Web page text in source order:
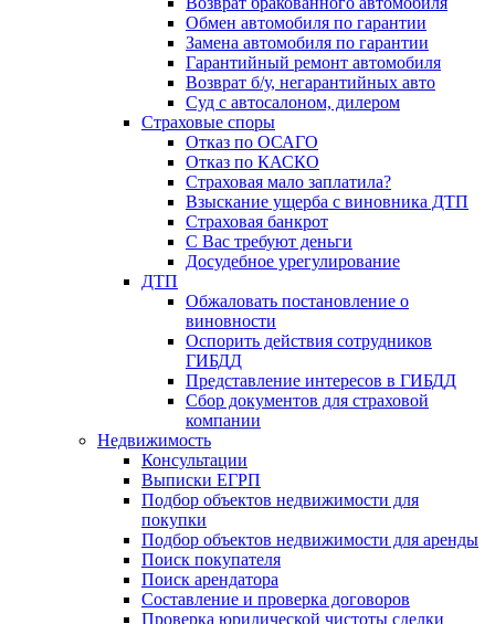
Обмен автомобиля по гарантии
Замена автомобиля по гарантии
Гарантийный ремонт автомобиля
Возврат б/у, негарантийных авто
Суд с автосалоном, дилером
Страховые споры
Отказ по ОСАГО
Отказ по КАСКО
Страховая мало заплатила?
Взыскание ущерба с виновника ДТП
Страховая банкрот
С Вас требуют деньги
Досудебное урегулирование
ДТП
Обжаловать постановление о
виновности
Оспорить действия сотрудников
ГИБДД
Представление интересов в ГИБДД
Сбор документов для страховой
компании
Недвижимость
Консультации
Выписки ЕГРП
Подбор объектов недвижимости для
покупки
Подбор объектов недвижимости для аренды
Поиск покупателя
Поиск арендатора
Составление и проверка договоров
Проверка юридической чистоты сделки